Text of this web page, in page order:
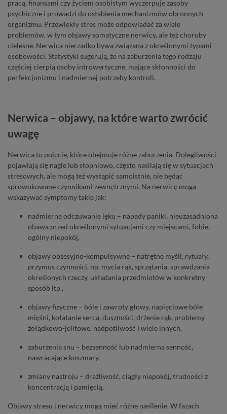
pracą, finansami czy życiem osobistym wyczerpuje zasoby
psychiczne i prowadzi do osłabienia mechanizmów obronnych
organizmu. Przewlekły stres może odpowiadać za wiele
problemów, w tym objawy somatyczne nerwicy, ale też choroby
cielesne. Nerwica nierzadko bywa związana z określonymi typami
osobowości. Statystyki sugerują, że na zaburzenia tego rodzaju
częściej cierpią osoby introwertyczne, mające skłonności do
perfekcjonizmu i nadmiernej potrzeby kontroli.
Nerwica – objawy, na które warto zwrócić
uwagę
Nerwica to pojęcie, które obejmuje różne zaburzenia. Dolegliwości
pojawiają się nagle lub stopniowo, często nasilają się w sytuacjach
stresowych, ale mogą też wystąpić samoistnie, nie będąc
sprowokowane czynnikami zewnętrznymi. Na nerwicę mogą
wskazywać symptomy takie jak:
nadmierne odczuwanie lęku – napady paniki, nieuzasadniona
obawa przed określonymi sytuacjami czy miejscami, fobie,
ogólny niepokój,
objawy obsesyjno-kompulsywne – natrętne myśli, rytuały,
przymus czynności, np. mycia rąk, sprzątania, sprawdzania
określonych rzeczy, układania przedmiotów w konkretny
sposób itp.,
objawy fizyczne – bóle i zawroty głowy, napięciowe bóle
mięśni, kołatanie serca, duszności, drżenie rąk, problemy
żołądkowo-jelitowe, nadpotliwość i wiele innych,
zaburzenia snu – bezsenność lub nadmierna senność,
nawracające koszmary,
zmiany nastroju – drażliwość, ciągły niepokój, trudności z
koncentracją i pamięcią.
Objawy stresu i nerwicy mogą mieć różne nasilenie. W fazach